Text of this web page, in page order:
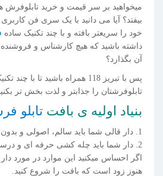
میخواهید بر سر قیمت و خرید تابلوفرش
بیفتد؟ آیا می دانید با یک سری فن
خود را سریعتر بافته و با چند تکنیک ساده
داشته باشید که هیچ کارشناس و فروشنده
آن بگذارد؟
پس با تبریز 118 همراه باشید تا با
تابلوفرشتان را جذابتر و لذت بخش تر
بنیاد اولیه ی بافت تابلو
1. دار قالی شما باید سالم، اصولی و بدون کمترین نقصی باشد.
2. دار شما باید چله کشی حرفه ای و درستی داشته باشد.
اگر احساس میکنید این موارد در مورد
هنوز زود است که بافت را شروع کنید.